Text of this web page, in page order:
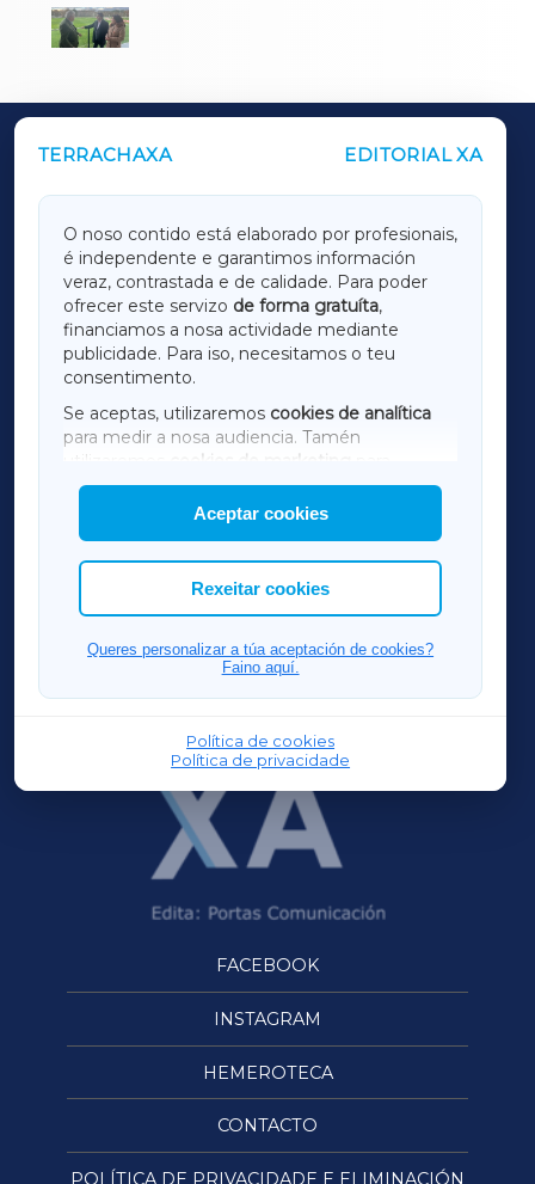
TERRACHAXA EDITORIAL XA
O noso contido está elaborado por profesionais,
é independente e garantimos información
veraz, contrastada e de calidade. Para poder
ofrecer este servizo de forma gratuíta,
financiamos a nosa actividade mediante
publicidade. Para iso, necesitamos o teu
consentimento.
Se aceptas, utilizaremos cookies de analítica
para medir a nosa audiencia. Tamén
utilizaremos
cookies de marketing
mostrar publicidade de terceiros.
Así mesmo, podes personalizar a elección das
cookies que desexas permitir.
Aceptar cookies
Rexeitar cookies
Queres personalizar a túa aceptación de cookies?
Faino aquí.
Política de cookies
Política de privacidade
OUTROS PERIÓDICOS
LUGOXA
TERRACHAXA
AMARIÑAXA
RIBEIRASACRAXA
ACORUÑAXA
FERROLXA
OURENSEXA
FACEBOOK
INSTAGRAM
HEMEROTECA
CONTACTO
POLÍTICA DE PRIVACIDADE E ELIMINACIÓN